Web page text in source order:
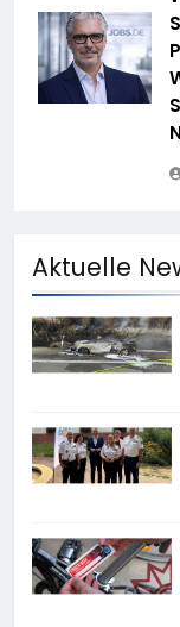
Aktuelle